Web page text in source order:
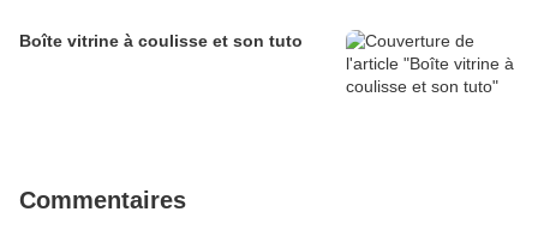
Boîte vitrine à coulisse et son tuto
Commentaires